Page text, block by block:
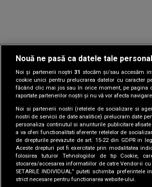
Nouă ne pasă ca datele tale
Noi și partenerii noștri31 stocăm și/sau accesăm
cookie unici pentru prelucrarea datelor cu caracter
făcând clic mai jos sau în orice moment, pe pagina
raportate partenerilor noștri și nu vă vor afecta
Noi si partenerii nostri (retelele de socializare si
nostri de servicii de date analitice) prelucram date
personaliza continutul si anunturile publicitare
a va oferi functionalitati aferente retelelor de
de drepturile prevazute de art. 15-22 din GDPR in
Aceste drepturi pot fi exercitate prin modalitatea
folosirea tuturor Tehnologiilor de tip Cookie,
stocarea/accesarea informatiilor de catre Vendor-ii cu
SETARILE INDIVIDUAL” puteti schimba
strict necesare pentru functionarea website-ului.